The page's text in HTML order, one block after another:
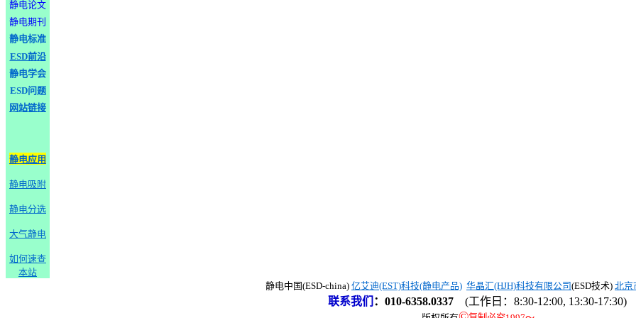
静电论文
静电期刊
静电标准
ESD前沿
静电学会
ESD问题
网站链接
静电应用
静电吸附
静电分选
大气静电
如何速查
本站
静电中国(ESD-china) 亿艾迪(EST)科技(静电产品) 华晶汇(HJH)科技有限公司(ESD技术) 北京
联系我们 ： 010-6358.0337 (工作日：8:30-12:00, 13:30-17:30)